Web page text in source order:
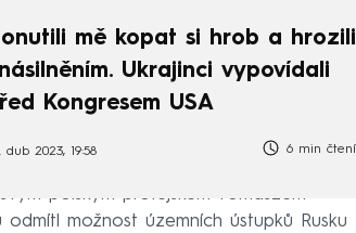
mě kopat si hrob a hrozili
Ukrajinci vypovídali
Kongresem USA
dub 2023, 19:58 6 min čtení
polským protějškem Tomaszem
možnost územních ústupků Rusku